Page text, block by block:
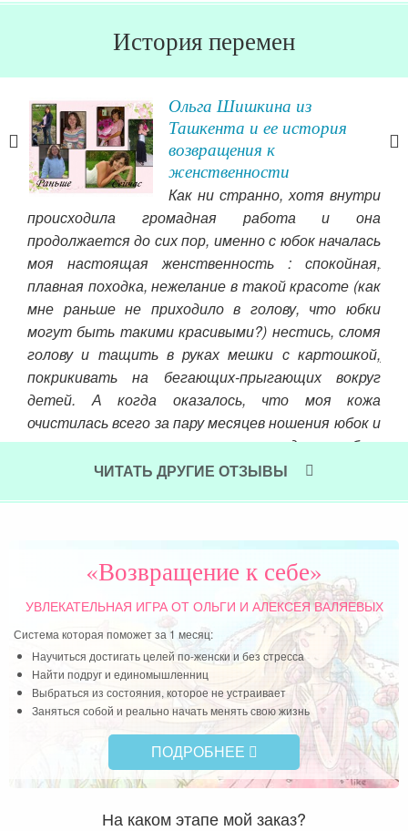
История перемен
ты
Ольга Шишкина из
Ташкента и ее история
возвращения к
женственности
Как ни странно, хотя внутри
происходила громадная работа и она
продолжается до сих пор, именно с юбок началась
моя настоящая женственность : спокойная,
плавная походка, нежелание в такой красоте (как
мне раньше не приходило в голову, что юбки
могут быть такими красивыми?) нестись, сломя
голову и тащить в руках мешки с картошкой,
покрикивать на бегающих-прыгающих вокруг
детей. А когда оказалось, что моя кожа
очистилась всего за пару месяцев ношения юбок и
волосы перестали лезть – да вообще
фантастика, как это возможно?
Читать далее »
ЧИТАТЬ ДРУГИЕ ОТЗЫВЫ
«Возвращение к себе»
УВЛЕКАТЕЛЬНАЯ ИГРАОТ ОЛЬГИ И АЛЕКСЕЯ ВАЛЯЕВЫХ
Система которая поможет за 1 месяц:
Научиться достигать целей по-женски и без стресса
Найти подруг и единомышленниц
Выбраться из состояния, которое не устраивает
Заняться собой и реально начать менять свою жизнь
ПОДРОБНЕЕ
На каком этапе мой заказ?